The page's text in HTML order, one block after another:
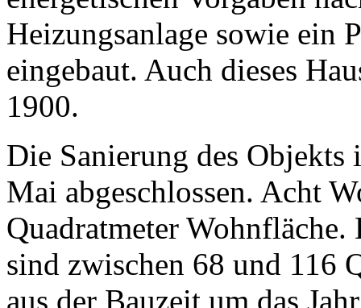
Heizungsanlage sowie ein
eingebaut. Auch dieses
1900.
Die Sanierung des
Mai abgeschlossen. Acht
Quadratmeter
sind zwischen 68 und 116
aus der Bauzeit um das